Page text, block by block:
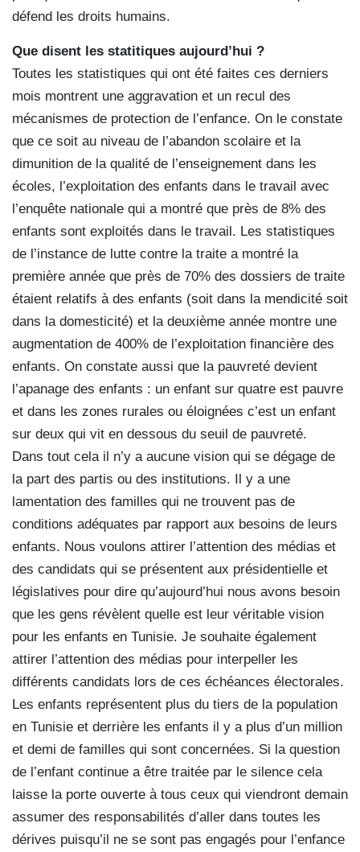
défend les droits humains.
Que disent les statitiques aujourd’hui ?
Toutes les statistiques qui ont été faites ces derniers
mois montrent une aggravation et un recul des
mécanismes de protection de l’enfance. On le constate
que ce soit au niveau de l’abandon scolaire et la
dimunition de la qualité de l’enseignement dans les
écoles, l’exploitation des enfants dans le travail avec
l’enquête nationale qui a montré que près de 8% des
enfants sont exploités dans le travail. Les statistiques
de l’instance de lutte contre la traite a montré la
première année que près de 70% des dossiers de traite
étaient relatifs à des enfants (soit dans la mendicité soit
dans la domesticité) et la deuxième année montre une
augmentation de 400% de l’exploitation financière des
enfants. On constate aussi que la pauvreté devient
l’apanage des enfants : un enfant sur quatre est pauvre
et dans les zones rurales ou éloignées c’est un enfant
sur deux qui vit en dessous du seuil de pauvreté.
Dans tout cela il n’y a aucune vision qui se dégage de
la part des partis ou des institutions. Il y a une
lamentation des familles qui ne trouvent pas de
conditions adéquates par rapport aux besoins de leurs
enfants. Nous voulons attirer l’attention des médias et
des candidats qui se présentent aux présidentielle et
législatives pour dire qu’aujourd’hui nous avons besoin
que les gens révèlent quelle est leur véritable vision
pour les enfants en Tunisie. Je souhaite également
attirer l’attention des médias pour interpeller les
différents candidats lors de ces échéances électorales.
Les enfants représentent plus du tiers de la population
en Tunisie et derrière les enfants il y a plus d’un million
et demi de familles qui sont concernées. Si la question
de l’enfant continue a être traitée par le silence cela
laisse la porte ouverte à tous ceux qui viendront demain
assumer des responsabilités d’aller dans toutes les
dérives puisqu’il ne se sont pas engagés pour l’enfance